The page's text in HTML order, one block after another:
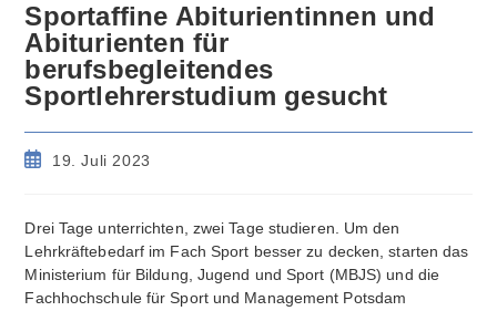
Sportaffine Abiturientinnen und
Abiturienten für
berufsbegleitendes
Sportlehrerstudium gesucht
Beitrag19. Juli 2023
Drei Tage unterrichten, zwei Tage studieren. Um den
Lehrkräftebedarf im Fach Sport besser zu decken, starten das
Ministerium für Bildung, Jugend und Sport (MBJS) und die
Fachhochschule für Sport und Management Potsdam